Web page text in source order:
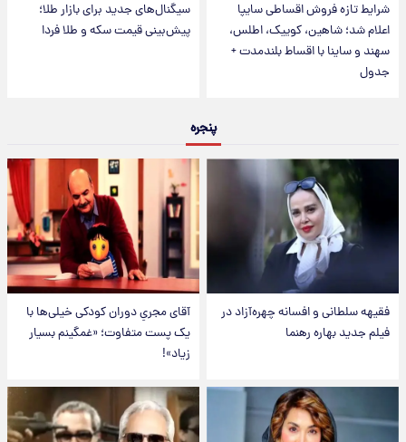
شرایط تازه فروش اقساطی سایپا
اعلام شد؛ شاهین، کوییک، اطلس،
سهند و ساینا با اقساط بلندمدت +
جدول
سیگنال‌های جدید برای بازار طلا؛
پیش‌بینی قیمت سکه و طلا فردا
پنجره
فقیهه سلطانی و افسانه چهره‌آزاد در
فیلم جدید بهاره رهنما
آقای مجریِ دوران کودکی خیلی‌ها با
یک پست متفاوت؛ «غمگینم بسیار
زیاد»!